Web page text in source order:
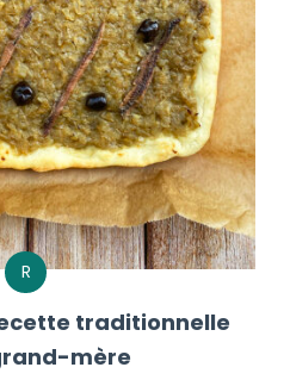
R
traditionnelle
mère